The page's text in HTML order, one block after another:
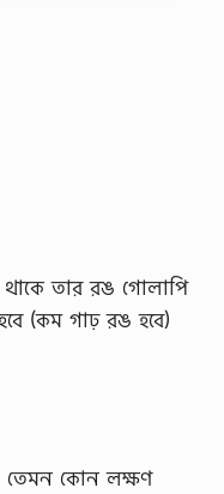
i
t
i
তার রঙ গোলাপি
(কম গাঢ় রঙ হবে)
তেমন কোন লক্ষণ